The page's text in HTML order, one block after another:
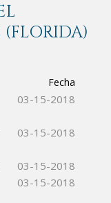
Fecha
03-15-2018
03-15-2018
03-15-2018
03-15-2018